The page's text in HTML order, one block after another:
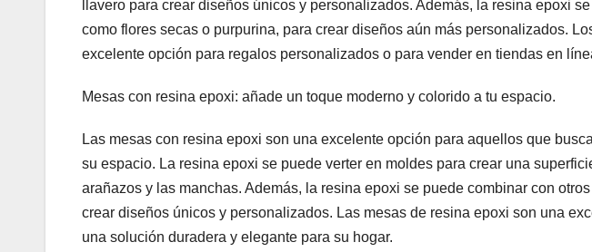
llavero para crear diseños únicos y personalizados. Además, la resina epoxi
como flores secas o purpurina, para crear diseños aún más personalizados.
excelente opción para regalos personalizados o para vender en tiendas en
Mesas con resina epoxi: añade un toque moderno y colorido a tu espacio.
Las mesas con resina epoxi son una excelente opción para aquellos que
su espacio. La resina epoxi se puede verter en moldes para crear una
arañazos y las manchas. Además, la resina epoxi se puede combinar con
crear diseños únicos y personalizados. Las mesas de resina epoxi son una
una solución duradera y elegante para su hogar.